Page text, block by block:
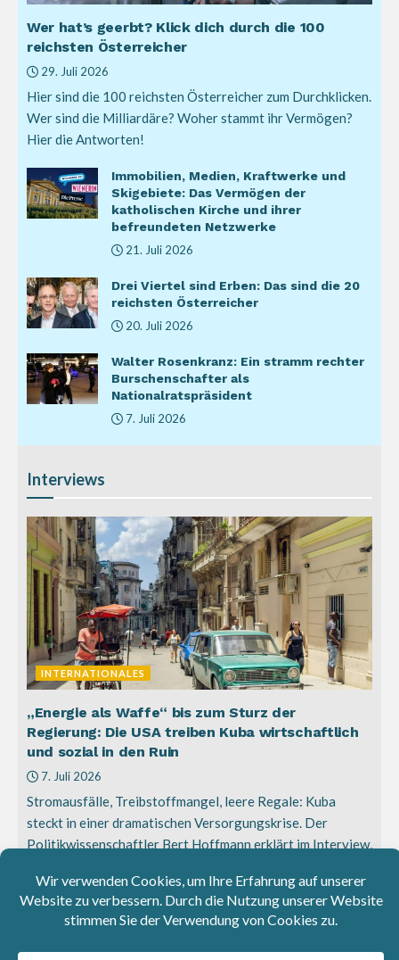
Wer hat’s geerbt? Klick dich durch die 100
reichsten Österreicher
29. Juli 2026
Hier sind die 100 reichsten Österreicher zum Durchklicken.
Wer sind die Milliardäre? Woher stammt ihr Vermögen?
Hier die Antworten!
Immobilien, Medien, Kraftwerke und
Skigebiete: Das Vermögen der
katholischen Kirche und ihrer
befreundeten Netzwerke
21. Juli 2026
Drei Viertel sind Erben: Das sind die 20
reichsten Österreicher
20. Juli 2026
Walter Rosenkranz: Ein stramm rechter
Burschenschafter als
Nationalratspräsident
7. Juli 2026
Interviews
INTERNATIONALES
„Energie als Waffe“ bis zum Sturz der
Regierung: Die USA treiben Kuba wirtschaftlich
und sozial in den Ruin
7. Juli 2026
Stromausfälle, Treibstoffmangel, leere Regale: Kuba
steckt in einer dramatischen Versorgungskrise. Der
Politikwissenschaftler Bert Hoffmann erklärt im Interview,
Gerald Knaus: Abkommen mit sicheren
Drittstaaten würden Migrationswende